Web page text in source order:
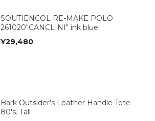
SOUTIENCOL RE-MAKE POLO
261020"CANCLINI" ink blue
¥29,480
Bark Outsider's Leather Handle Tote
80's. Tall